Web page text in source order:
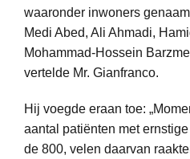
waaronder inwoners
Medi Abed, Ali Ahmadi,
Mohammad-Hossein
vertelde Mr. Gianfranco.
Hij voegde eraan toe:
aantal patiënten met
de 800, velen daarvan